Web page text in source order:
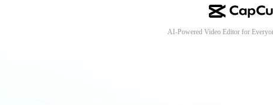
AI-Powered Video Editor for